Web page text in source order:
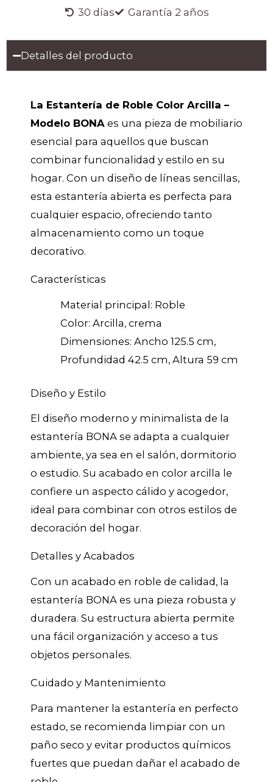
30 días Garantía 2 años
Detalles del producto
La Estantería de Roble Color Arcilla –
Modelo BONA es una pieza de mobiliario
esencial para aquellos que buscan
combinar funcionalidad y estilo en su
hogar. Con un diseño de líneas sencillas,
esta estantería abierta es perfecta para
cualquier espacio, ofreciendo tanto
almacenamiento como un toque
decorativo.
Características
Material principal: Roble
Color: Arcilla, crema
Dimensiones: Ancho 125.5 cm,
Profundidad 42.5 cm, Altura 59 cm
Diseño y Estilo
El diseño moderno y minimalista de la
estantería BONA se adapta a cualquier
ambiente, ya sea en el salón, dormitorio
o estudio. Su acabado en color arcilla le
confiere un aspecto cálido y acogedor,
ideal para combinar con otros estilos de
decoración del hogar.
Detalles y Acabados
Con un acabado en roble de calidad, la
estantería BONA es una pieza robusta y
duradera. Su estructura abierta permite
una fácil organización y acceso a tus
objetos personales.
Cuidado y Mantenimiento
Para mantener la estantería en perfecto
estado, se recomienda limpiar con un
paño seco y evitar productos químicos
fuertes que puedan dañar el acabado de